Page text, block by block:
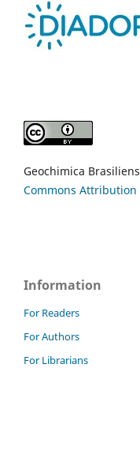
Geochimica
Commons
Information
For Readers
For Authors
For Librarians